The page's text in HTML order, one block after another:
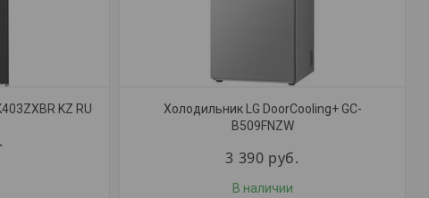
KZ RU
Холодильник LG DoorCooling+ GC-
B509FNZW
3 390 руб.
В наличии